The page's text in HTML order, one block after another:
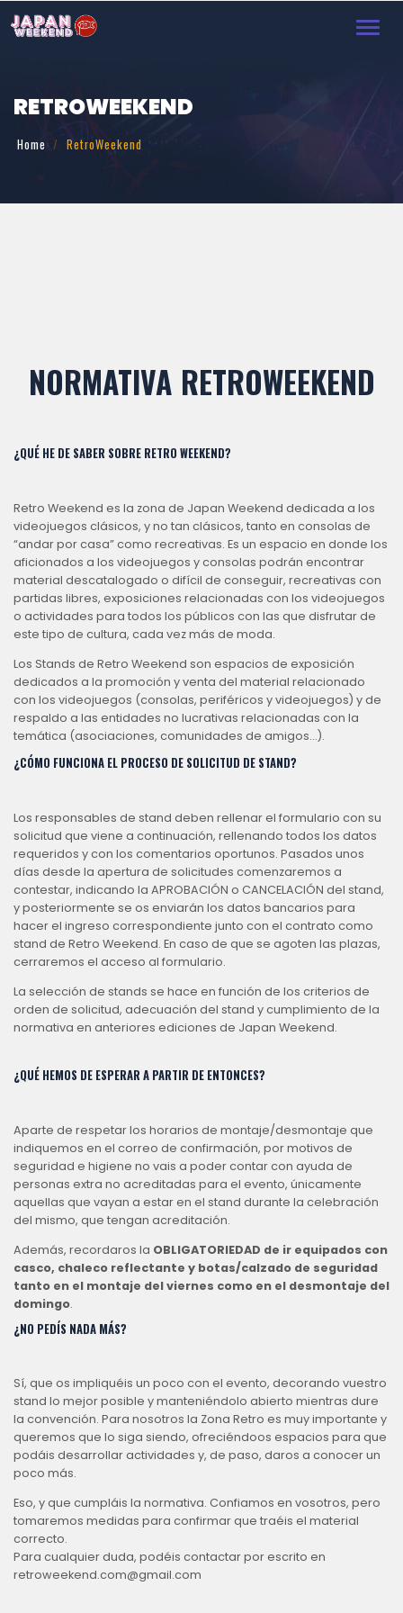
RETROWEEKEND
Home RetroWeekend
NORMATIVA RETROWEEKEND
¿QUÉ HE DE SABER SOBRE RETRO WEEKEND?
Retro Weekend es la zona de Japan Weekend dedicada a los
videojuegos clásicos, y no tan clásicos, tanto en consolas de
“andar por casa” como recreativas. Es un espacio en donde los
aficionados a los videojuegos y consolas podrán encontrar
material descatalogado o difícil de conseguir, recreativas con
partidas libres, exposiciones relacionadas con los videojuegos
o actividades para todos los públicos con las que disfrutar de
este tipo de cultura, cada vez más de moda.
Los Stands de Retro Weekend son espacios de exposición
dedicados a la promoción y venta del material relacionado
con los videojuegos (consolas, periféricos y videojuegos) y de
respaldo a las entidades no lucrativas relacionadas con la
temática (asociaciones, comunidades de amigos…).
¿CÓMO FUNCIONA EL PROCESO DE SOLICITUD DE STAND?
Los responsables de stand deben rellenar el formulario con su
solicitud que viene a continuación, rellenando todos los datos
requeridos y con los comentarios oportunos. Pasados unos
días desde la apertura de solicitudes comenzaremos a
contestar, indicando la APROBACIÓN o CANCELACIÓN del stand,
y posteriormente se os enviarán los datos bancarios para
hacer el ingreso correspondiente junto con el contrato como
stand de Retro Weekend. En caso de que se agoten las plazas,
cerraremos el acceso al formulario.
La selección de stands se hace en función de los criterios de
orden de solicitud, adecuación del stand y cumplimiento de la
normativa en anteriores ediciones de Japan Weekend.
¿QUÉ HEMOS DE ESPERAR A PARTIR DE ENTONCES?
Aparte de respetar los horarios de montaje/desmontaje que
indiquemos en el correo de confirmación, por motivos de
seguridad e higiene no vais a poder contar con ayuda de
personas extra no acreditadas para el evento, únicamente
aquellas que vayan a estar en el stand durante la celebración
del mismo, que tengan acreditación.
Además, recordaros la OBLIGATORIEDAD de ir equipados con
casco, chaleco reflectante y botas/calzado de seguridad
tanto en el montaje del viernes como en el desmontaje del
domingo.
¿NO PEDÍS NADA MÁS?
Sí, que os impliquéis un poco con el evento, decorando vuestro
stand lo mejor posible y manteniéndolo abierto mientras dure
la convención. Para nosotros la Zona Retro es muy importante y
queremos que lo siga siendo, ofreciéndoos espacios para que
podáis desarrollar actividades y, de paso, daros a conocer un
poco más.
Eso, y que cumpláis la normativa. Confiamos en vosotros, pero
tomaremos medidas para confirmar que traéis el material
correcto.
Para cualquier duda, podéis contactar por escrito en
retroweekend.com@gmail.com